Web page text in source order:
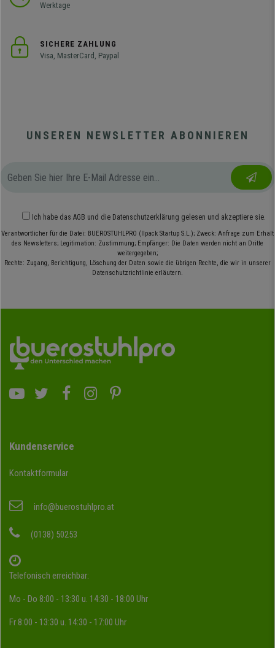
Werktage
SICHERE ZAHLUNG
Visa, MasterCard, Paypal
UNSEREN NEWSLETTER ABONNIEREN
Ich habe das AGB und die Datenschutzerklärung gelesen und akzeptiere sie.
Verantwortlicher für die Datei: BUEROSTUHLPRO (Ilpack Startup S.L.); Zweck: Anfrage zum Erhalt
des Newsletters; Legitimation: Zustimmung; Empfänger: Die Daten werden nicht an Dritte
weitergegeben;
Rechte: Zugang, Berichtigung, Löschung der Daten sowie die übrigen Rechte, die wir in unserer
Datenschutzrichtlinie erläutern.
Kundenservice
Kontaktformular
info@buerostuhlpro.at
(0138) 50253
Telefonisch erreichbar:
Mo - Do 8:00 - 13:30 u. 14:30 - 18:00 Uhr
Fr 8:00 - 13:30 u. 14:30 - 17:00 Uhr